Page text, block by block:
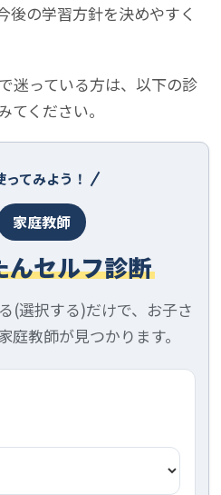
後の学習方針を決めやすく
迷っている方は、以下の診
てください。
てみよう！
家庭教師
んセルフ診断
(選択する)だけで、お子さ
庭教師が見つかります。